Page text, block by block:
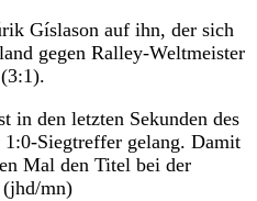
Gíslason auf ihn, der sich
gegen Ralley-Weltmeister
in den letzten Sekunden des
Siegtreffer gelang. Damit
Mal den Titel bei der
mn)